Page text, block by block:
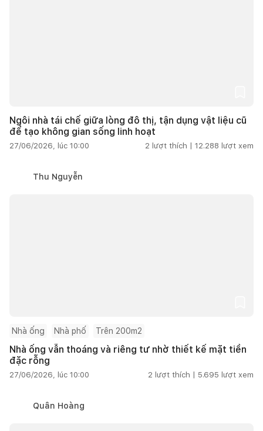
Ngôi nhà tái chế giữa lòng đô thị, tận dụng vật liệu cũ
để tạo không gian sống linh hoạt
27/06/2026, lúc 10:00 2 lượt thích | 12.288 lượt xem
Thu Nguyễn
Nhà ống Nhà phố Trên 200m2
Nhà ống vẫn thoáng và riêng tư nhờ thiết kế mặt tiền
đặc rỗng
27/06/2026, lúc 10:00 2 lượt thích | 5.695 lượt xem
Quân Hoàng